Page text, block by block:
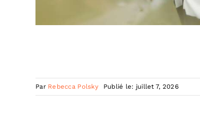
Par Rebecca Polsky Publié le: juillet 7, 2026